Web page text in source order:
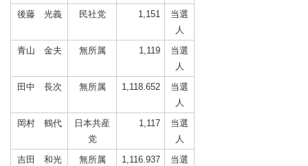
後藤 光義
民社党 1,151
当選
人
青山 金夫
無所属 1,119
当選
人
田中 長次
無所属 1,118.652
当選
人
岡村 鶴代
日本共産
党
1,117
当選
人
吉田 和光
無所属 1,116.937
当選